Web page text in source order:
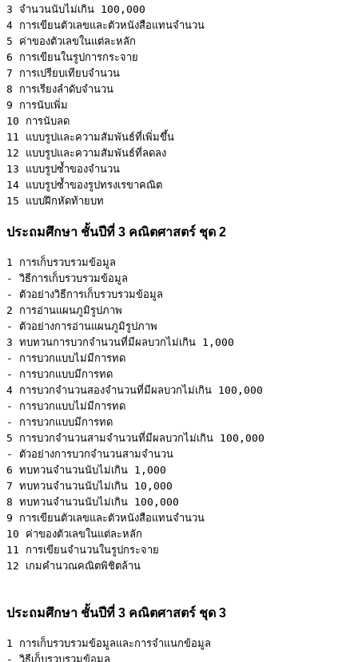
3 จำนวนนับไม่เกิน 100,000
4 การเขียนตัวเลขและตัวหนังสือแทนจำนวน
5 ค่าของตัวเลขในแต่ละหลัก
6 การเขียนในรูปการกระจาย
7 การเปรียบเทียบจำนวน
8 การเรียงลำดับจำนวน
9 การนับเพิ่ม
10 การนับลด
11 แบบรูปและความสัมพันธ์ที่เพิ่มขึ้น
12 แบบรูปและความสัมพันธ์ที่ลดลง
13 แบบรูปซ้ำของจำนวน
14 แบบรูปซ้ำของรูปทรงเรขาคณิต
15 แบบฝึกหัดท้ายบท
ประถมศึกษา ชั้นปีที่ 3 คณิตศาสตร์ ชุด 2
1 การเก็บรวบรวมข้อมูล
- วิธีการเก็บรวบรวมข้อมูล
- ตัวอย่างวิธีการเก็บรวบรวมข้อมูล
2 การอ่านแผนภูมิรูปภาพ
- ตัวอย่างการอ่านแผนภูมิรูปภาพ
3 ทบทวนการบวกจำนวนที่มีผลบวกไม่เกิน 1,000
- การบวกแบบไม่มีการทด
- การบวกแบบมีการทด
4 การบวกจำนวนสองจำนวนที่มีผลบวกไม่เกิน 100,000
- การบวกแบบไม่มีการทด
- การบวกแบบมีการทด
5 การบวกจำนวนสามจำนวนที่มีผลบวกไม่เกิน 100,000
- ตัวอย่างการบวกจำนวนสามจำนวน
6 ทบทวนจำนวนนับไม่เกิน 1,000
7 ทบทวนจำนวนนับไม่เกิน 10,000
8 ทบทวนจำนวนนับไม่เกิน 100,000
9 การเขียนตัวเลขและตัวหนังสือแทนจำนวน
10 ค่าของตัวเลขในแต่ละหลัก
11 การเขียนจำนวนในรูปกระจาย
12 เกมคำนวณคณิตพิชิตล้าน
ประถมศึกษา ชั้นปีที่ 3 คณิตศาสตร์ ชุด 3
1 การเก็บรวบรวมข้อมูลและการจำแนกข้อมูล
- วิธีเก็บรวบรวมข้อมูล